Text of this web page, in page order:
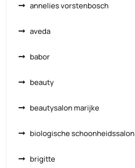
annelies vorstenbosch
aveda
babor
beauty
beautysalon marijke
biologische schoonheidssalon
brigitte